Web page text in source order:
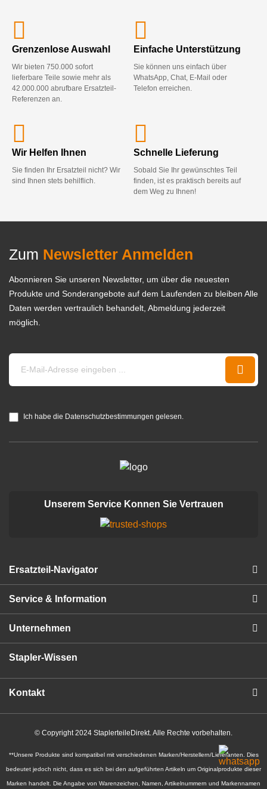
Grenzenlose Auswahl
Wir bieten 750.000 sofort
lieferbare Teile sowie mehr als
42.000.000 abrufbare Ersatzteil-
Referenzen an.
Einfache Unterstützung
Sie können uns einfach über
WhatsApp, Chat, E-Mail oder
Telefon erreichen.
Wir Helfen Ihnen
Sie finden Ihr Ersatzteil nicht? Wir
sind Ihnen stets behilflich.
Schnelle Lieferung
Sobald Sie Ihr gewünschtes Teil
finden, ist es praktisch bereits auf
dem Weg zu Ihnen!
Zum Newsletter Anmelden
Abonnieren Sie unseren Newsletter, um über die neuesten
Produkte und Sonderangebote auf dem Laufenden zu bleiben Alle
Daten werden vertraulich behandelt, Abmeldung jederzeit
möglich.
Ich habe die Datenschutzbestimmungen gelesen.
Unserem Service Konnen Sie Vertrauen
Ersatzteil-Navigator
Service & Information
Unternehmen
Stapler-Wissen
Kontakt
© Copyright 2024 StaplerteileDirekt. Alle Rechte vorbehalten.
**Unsere Produkte sind kompatibel mit verschiedenen Marken/Herstellern/Lieferanten. Dies
bedeutet jedoch nicht, dass es sich bei den aufgeführten Artikeln um Originalprodukte dieser
Marken handelt. Die Angabe von Warenzeichen, Namen, Artikelnummern und Markennamen